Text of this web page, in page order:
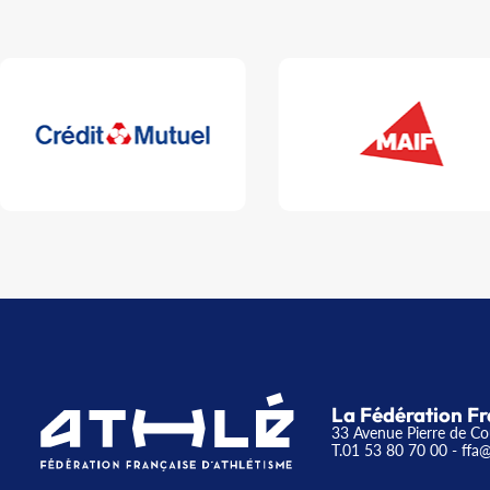
La Fédération
33 Avenue Pierre de
T.01 53 80 70 00 -